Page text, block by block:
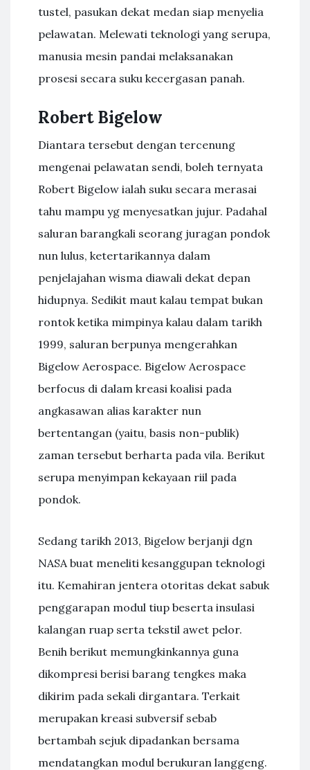
tustel, pasukan dekat medan siap menyelia
pelawatan. Melewati teknologi yang serupa,
manusia mesin pandai melaksanakan
prosesi secara suku kecergasan panah.
Robert Bigelow
Diantara tersebut dengan tercenung
mengenai pelawatan sendi, boleh ternyata
Robert Bigelow ialah suku secara merasai
tahu mampu yg menyesatkan jujur. Padahal
saluran barangkali seorang juragan pondok
nun lulus, ketertarikannya dalam
penjelajahan wisma diawali dekat depan
hidupnya. Sedikit maut kalau tempat bukan
rontok ketika mimpinya kalau dalam tarikh
1999, saluran berpunya mengerahkan
Bigelow Aerospace. Bigelow Aerospace
berfocus di dalam kreasi koalisi pada
angkasawan alias karakter nun
bertentangan (yaitu, basis non-publik)
zaman tersebut berharta pada vila. Berikut
serupa menyimpan kekayaan riil pada
pondok.
Sedang tarikh 2013, Bigelow berjanji dgn
NASA buat meneliti kesanggupan teknologi
itu. Kemahiran jentera otoritas dekat sabuk
penggarapan modul tiup beserta insulasi
kalangan ruap serta tekstil awet pelor.
Benih berikut memungkinkannya guna
dikompresi berisi barang tengkes maka
dikirim pada sekali dirgantara. Terkait
merupakan kreasi subversif sebab
bertambah sejuk dipadankan bersama
mendatangkan modul berukuran langgeng.